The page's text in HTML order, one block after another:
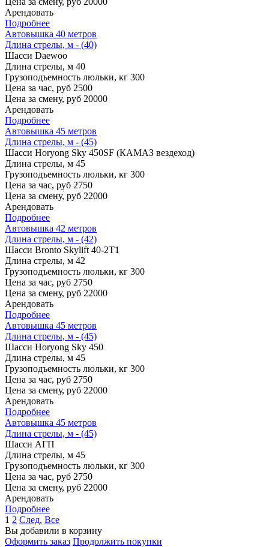
Арендовать
Подробнее
Автовышка 40 метров
Длина стрелы, м - (40)
Шасси Daewoo
Длина стрелы, м 40
Грузоподъемность люльки, кг 300
Цена за час, руб 2500
Цена за смену, руб 20000
Арендовать
Подробнее
Автовышка 45 метров
Длина стрелы, м - (45)
Шасси Horyong Sky 450SF (КАМАЗ вездеход)
Длина стрелы, м 45
Грузоподъемность люльки, кг 300
Цена за час, руб 2750
Цена за смену, руб 22000
Арендовать
Подробнее
Автовышка 42 метров
Длина стрелы, м - (42)
Шасси Bronto Skylift 40-2T1
Длина стрелы, м 42
Грузоподъемность люльки, кг 300
Цена за час, руб 2750
Цена за смену, руб 22000
Арендовать
Подробнее
Автовышка 45 метров
Длина стрелы, м - (45)
Шасси Horyong Sky 450
Длина стрелы, м 45
Грузоподъемность люльки, кг 300
Цена за час, руб 2750
Цена за смену, руб 22000
Арендовать
Подробнее
Автовышка 45 метров
Длина стрелы, м - (45)
Шасси АГП
Длина стрелы, м 45
Грузоподъемность люльки, кг 300
Цена за час, руб 2750
Цена за смену, руб 22000
Арендовать
Подробнее
1 2 След. Все
Вы добавили в корзину
Оформить заказ Продолжить покупки